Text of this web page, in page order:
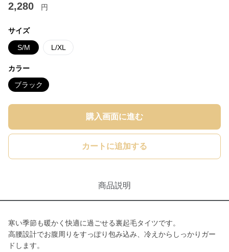
2,280 円
サイズ
S/M L/XL
カラー
ブラック
購入画面に進む
カートに追加する
商品説明
寒い季節も暖かく快適に過ごせる裏起毛タイツです。
高腰設計でお腹周りをすっぽり包み込み、冷えからしっかりガー
ドします。